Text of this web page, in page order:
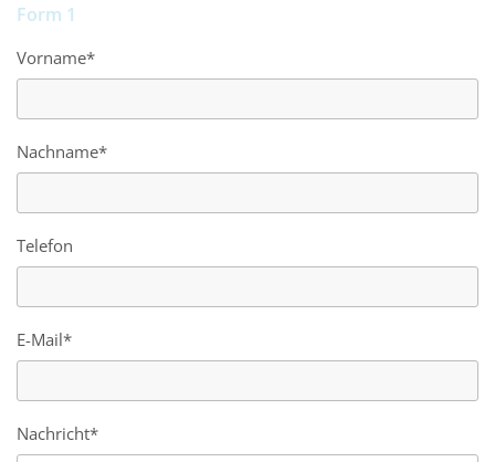
Form 1
Vorname*
Nachname*
Telefon
E-Mail*
Nachricht*